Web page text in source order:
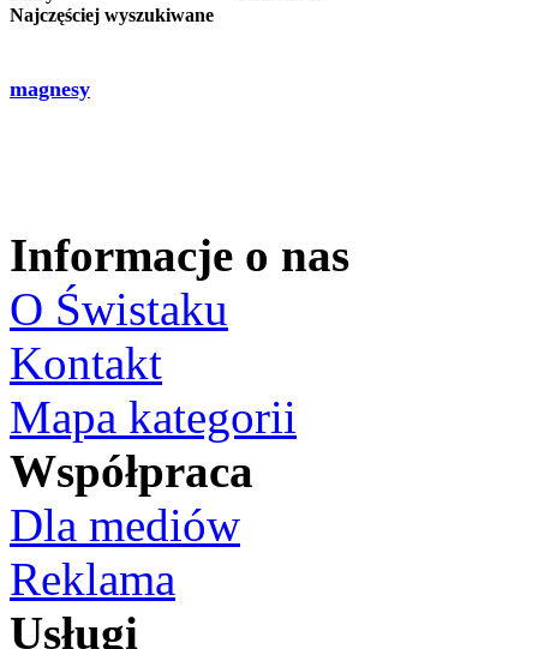
Najczęściej wyszukiwane
magnesy
Informacje o nas
O Świstaku
Kontakt
Mapa kategorii
Współpraca
Dla mediów
Reklama
Usługi